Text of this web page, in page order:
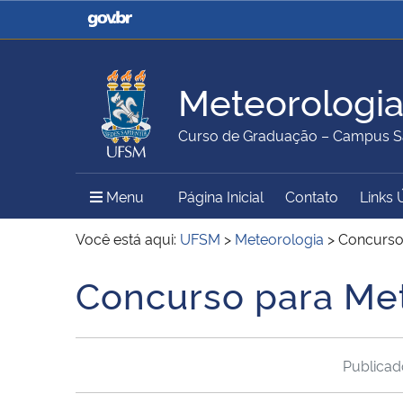
Casa Civil
Ministério da Justiça e
Ministério da Agricultura,
Pecuária e Abastecimento
Ministério da Educação
Ministério do Meio Ambiente Ministério do Turismo
Secretaria de Governo
Gabinete de Segurança
Meteorologia
Curso de Graduação – Campus
Menu Menu Principal do Sítio
Página Inicial Contato Links
Você está aqui: UFSM > Meteorologia >
Início do conteúdo
Concurso para